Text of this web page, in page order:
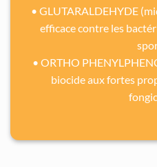
• GLUTARALDEHYDE
efficace contre les
• ORTHO
biocide aux fortes